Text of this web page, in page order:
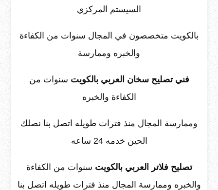
السيستم المركزي
بالكويت متخصصون في المجال سنوات من الكفاءة
والخبره وممارسة
فني تصليح سخان العربي بالكويت سنوات من
الكفاءة والخبره
وممارسة المجال منذ فترات طويله اتصل بنا نصلك
الحين خدمه 24 ساعه
تصليح فلاتر العربي بالكويت سنوات من الكفاءة
والخبره وممارسة المجال منذ فترات طويله اتصل بنا